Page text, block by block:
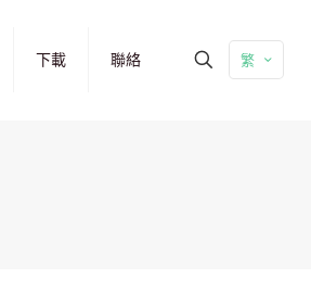
下載 聯絡 繁